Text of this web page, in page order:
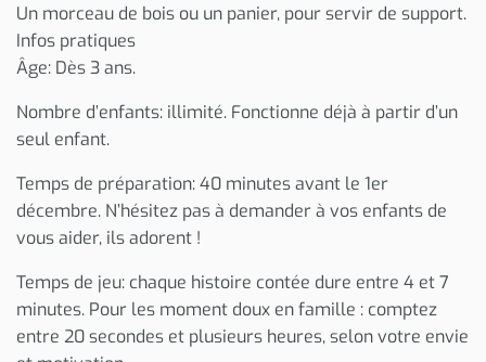
Un morceau de bois ou un panier, pour servir de support.
Infos pratiques
Âge: Dès 3 ans.
Nombre d’enfants: illimité. Fonctionne déjà à partir d’un
seul enfant.
Temps de préparation: 40 minutes avant le 1er
décembre. N’hésitez pas à demander à vos enfants de
vous aider, ils adorent !
Temps de jeu: chaque histoire contée dure entre 4 et 7
minutes. Pour les moment doux en famille : comptez
entre 20 secondes et plusieurs heures, selon votre envie